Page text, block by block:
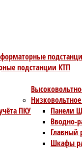
подстанции КТП
ПКУ
Панели
Вводно-
Главный
Шкафы